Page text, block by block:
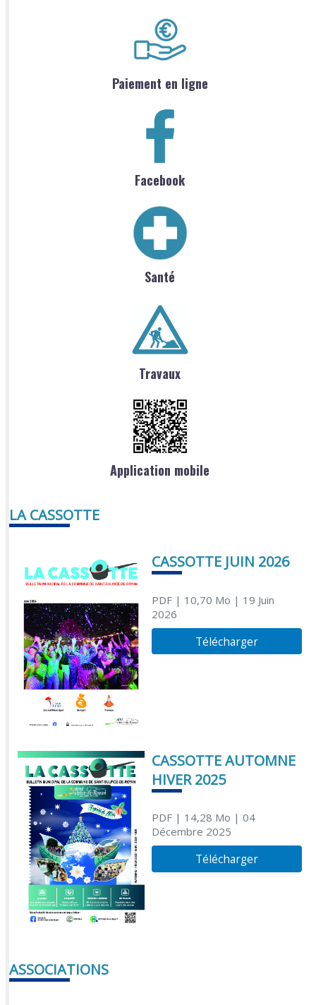
Paiement en ligne
Facebook
Santé
Travaux
Application mobile
LA CASSOTTE
CASSOTTE JUIN 2026
PDF| 10,70 Mo | 19 Juin
2026
Télécharger
CASSOTTE AUTOMNE
HIVER 2025
PDF| 14,28 Mo | 04
Décembre 2025
Télécharger
ASSOCIATIONS